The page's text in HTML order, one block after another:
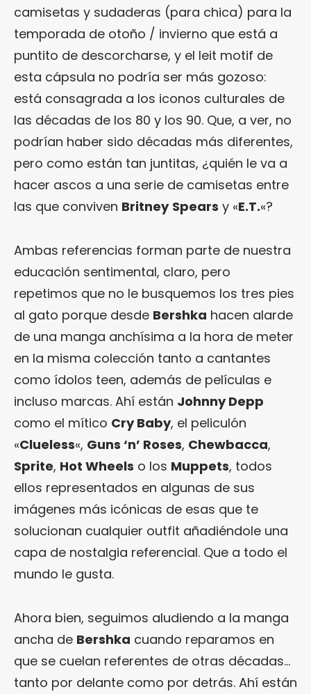
camisetas y sudaderas (para chica) para la
temporada de otoño / invierno que está a
puntito de descorcharse, y el leit motif de
esta cápsula no podría ser más gozoso:
está consagrada a los iconos culturales de
las décadas de los 80 y los 90. Que, a ver, no
podrían haber sido décadas más diferentes,
pero como están tan juntitas, ¿quién le va a
hacer ascos a una serie de camisetas entre
las que conviven Britney Spears y «E.T.«?
Ambas referencias forman parte de nuestra
educación sentimental, claro, pero
repetimos que no le busquemos los tres pies
al gato porque desde Bershka hacen alarde
de una manga anchísima a la hora de meter
en la misma colección tanto a cantantes
como ídolos teen, además de películas e
incluso marcas. Ahí están Johnny Depp
como el mítico Cry Baby, el peliculón
«Clueless«, Guns ‘n’ Roses, Chewbacca,
Sprite, Hot Wheels o los Muppets, todos
ellos representados en algunas de sus
imágenes más icónicas de esas que te
solucionan cualquier outfit añadiéndole una
capa de nostalgia referencial. Que a todo el
mundo le gusta.
Ahora bien, seguimos aludiendo a la manga
ancha de Bershka cuando reparamos en
que se cuelan referentes de otras décadas…
tanto por delante como por detrás. Ahí están